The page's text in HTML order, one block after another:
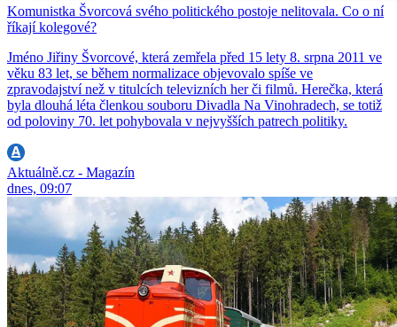
Komunistka Švorcová svého politického postoje nelitovala. Co o ní
říkají kolegové?
Jméno Jiřiny Švorcové, která zemřela před 15 lety 8. srpna 2011 ve
věku 83 let, se během normalizace objevovalo spíše ve
zpravodajství než v titulcích televizních her či filmů. Herečka, která
byla dlouhá léta členkou souboru Divadla Na Vinohradech, se totiž
od poloviny 70. let pohybovala v nejvyšších patrech politiky.
Aktuálně.cz - Magazín
dnes, 09:07